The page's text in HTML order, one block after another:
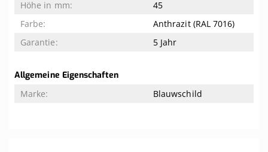
45
Anthrazit (RAL 7016)
5 Jahr
Allgemeine Eigenschaften
Blauwschild